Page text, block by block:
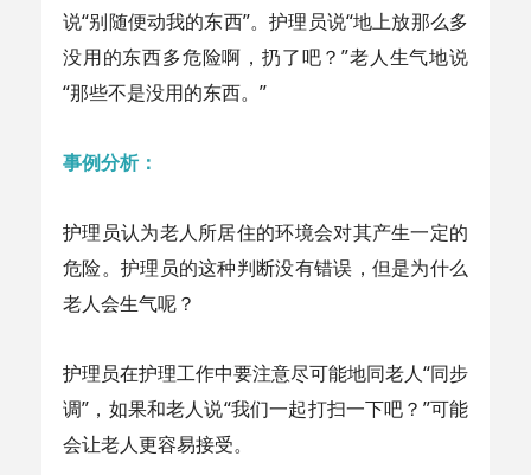
说“别随便动我的东西”。护理员说“地上放那么多
没用的东西多危险啊，扔了吧？”老人生气地说
“那些不是没用的东西。”
事例分析：
护理员认为老人所居住的环境会对其产生一定的
危险。护理员的这种判断没有错误，但是为什么
老人会生气呢？
护理员在护理工作中要注意尽可能地同老人“同步
调”，如果和老人说“我们一起打扫一下吧？”可能
会让老人更容易接受。